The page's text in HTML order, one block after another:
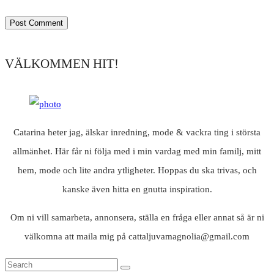
VÄLKOMMEN HIT!
Catarina heter jag, älskar inredning, mode & vackra ting i största
allmänhet. Här får ni följa med i min vardag med min familj, mitt
hem, mode och lite andra ytligheter. Hoppas du ska trivas, och
kanske även hitta en gnutta inspiration.
Om ni vill samarbeta, annonsera, ställa en fråga eller annat så är ni
välkomna att maila mig på cattaljuvamagnolia@gmail.com